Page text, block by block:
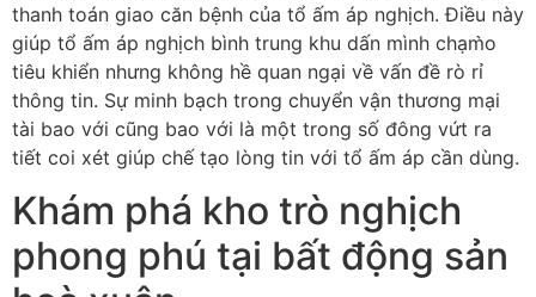
thanh toán giao căn bệnh của tổ ấm áp nghịch. Điều này
giúp tổ ấm áp nghịch bình trung khu dấn mình chạm̀o
tiêu khiển nhưng không hề quan ngại về vấn đề rò rỉ
thông tin. Sự minh bạch trong chuyển vận thương mại
tài bao với cũng bao với là một trong số đông vứt ra
tiết coi xét giúp chế tạo lòng tin với tổ ấm áp cần dùng.
Khám phá kho trò nghịch
phong phú tại bất động sản